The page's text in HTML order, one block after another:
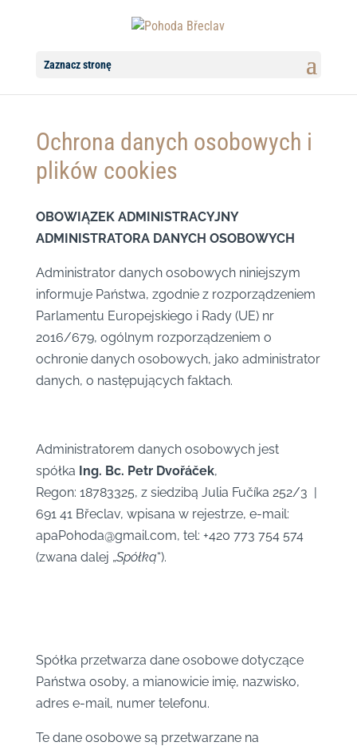
Zaznacz stronę
Ochrona danych osobowych i
plików cookies
OBOWIĄZEK ADMINISTRACYJNY
ADMINISTRATORA DANYCH OSOBOWYCH
Administrator danych osobowych niniejszym
informuje Państwa, zgodnie z rozporządzeniem
Parlamentu Europejskiego i Rady (UE) nr
2016/679, ogólnym rozporządzeniem o
ochronie danych osobowych, jako administrator
danych, o następujących faktach.
Administratorem danych osobowych jest
spółka Ing. Bc. Petr Dvořáček,
Regon: 18783325, z siedzibą Julia Fučíka 252/3 |
691 41 Břeclav, wpisana w rejestrze, e-mail:
apaPohoda@gmail.com, tel: +420 773 754 574
(zwana dalej „Spółką“).
Spółka przetwarza dane osobowe dotyczące
Państwa osoby, a mianowicie imię, nazwisko,
adres e-mail, numer telefonu.
Te dane osobowe są przetwarzane na